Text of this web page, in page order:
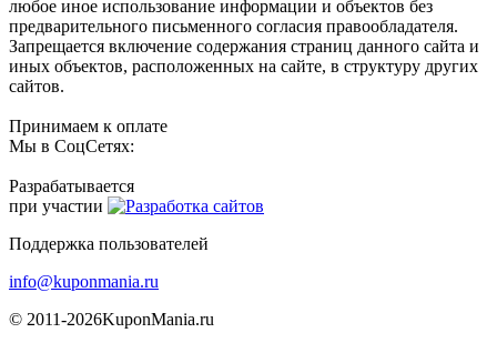
любое иное использование информации и объектов без
предварительного письменного согласия правообладателя.
Запрещается включение содержания страниц данного сайта и
иных объектов, расположенных на сайте, в структуру других
сайтов.
Принимаем к оплате
Мы в СоцСетях:
Разрабатывается
при участии
Поддержка пользователей
info@kuponmania.ru
© 2011-2026KuponMania.ru